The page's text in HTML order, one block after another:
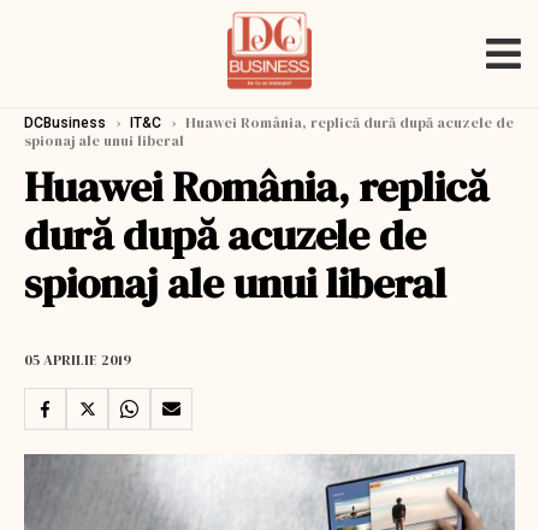
DCBusiness › IT&C › Huawei România, replică dură după acuzele de
spionaj ale unui liberal
Huawei România, replică
dură după acuzele de
spionaj ale unui liberal
05 APRILIE 2019